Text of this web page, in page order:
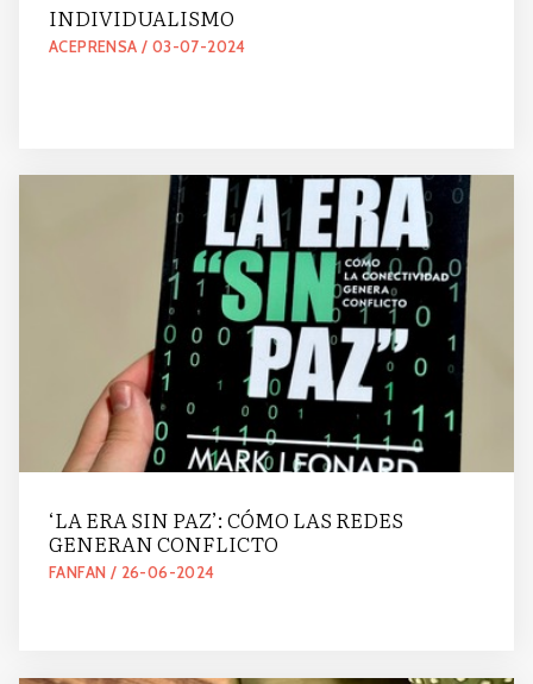
INDIVIDUALISMO
ACEPRENSA / 03-07-2024
‘LA ERA SIN PAZ’: CÓMO LAS REDES
GENERAN CONFLICTO
FANFAN / 26-06-2024